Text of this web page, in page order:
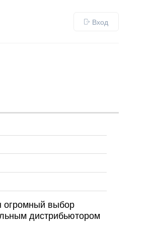
Вход
огромный выбор
дистрибьютором